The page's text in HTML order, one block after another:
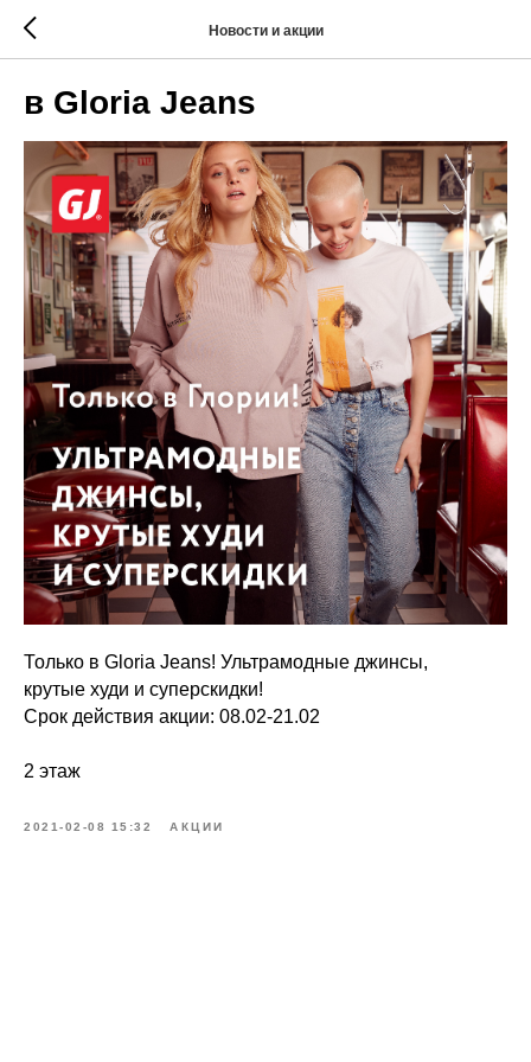
Новости и акции
в Gloria Jeans
Только в Gloria Jeans! Ультрамодные джинсы,
крутые худи и суперскидки!
Срок действия акции: 08.02-21.02
2 этаж
2021-02-08 15:32 АКЦИИ